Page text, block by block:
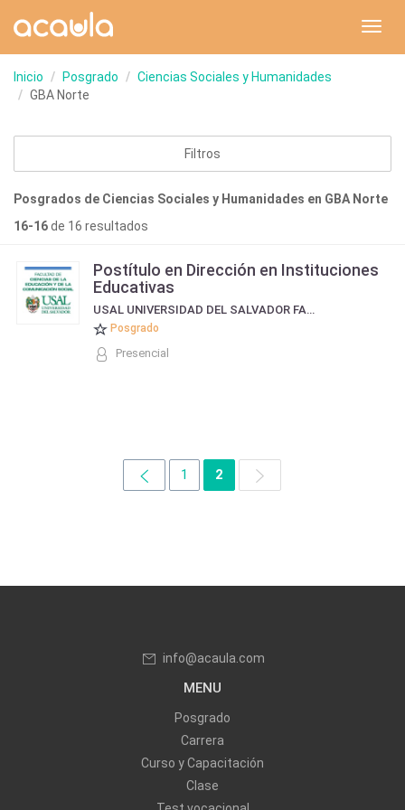
Inicio Posgrado
Ciencias Sociales y Humanidades
GBA Norte
Filtros
Posgrados de Ciencias Sociales y Humanidades en GBA Norte
16-16de 16 resultados
Postítulo en Dirección en Instituciones
Educativas
USAL UNIVERSIDAD DEL SALVADOR FACULTAD DE COMUNICACIÓN Y EDUCACIÓN
Posgrado
Presencial
1 2
info@acaula.com
MENU
Posgrado
Carrera
Curso y Capacitación
Clase